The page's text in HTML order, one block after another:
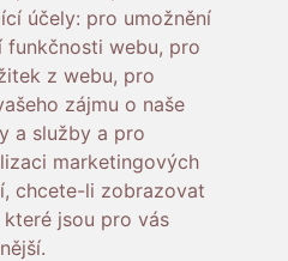
účely: pro umožnění
funkčnosti webu, pro
z webu, pro
zájmu o naše
a služby a pro
marketingových
, chcete-li zobrazovat
které jsou pro vás
.
účely: pro umožnění
funkčnosti webu, pro
z webu, pro
zájmu o naše
a služby a pro
marketingových
, chcete-li zobrazovat
které jsou pro vás
.
lékař.
mi